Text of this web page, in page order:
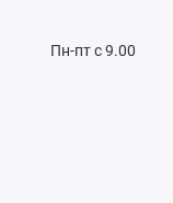
Пн-пт с 9.00